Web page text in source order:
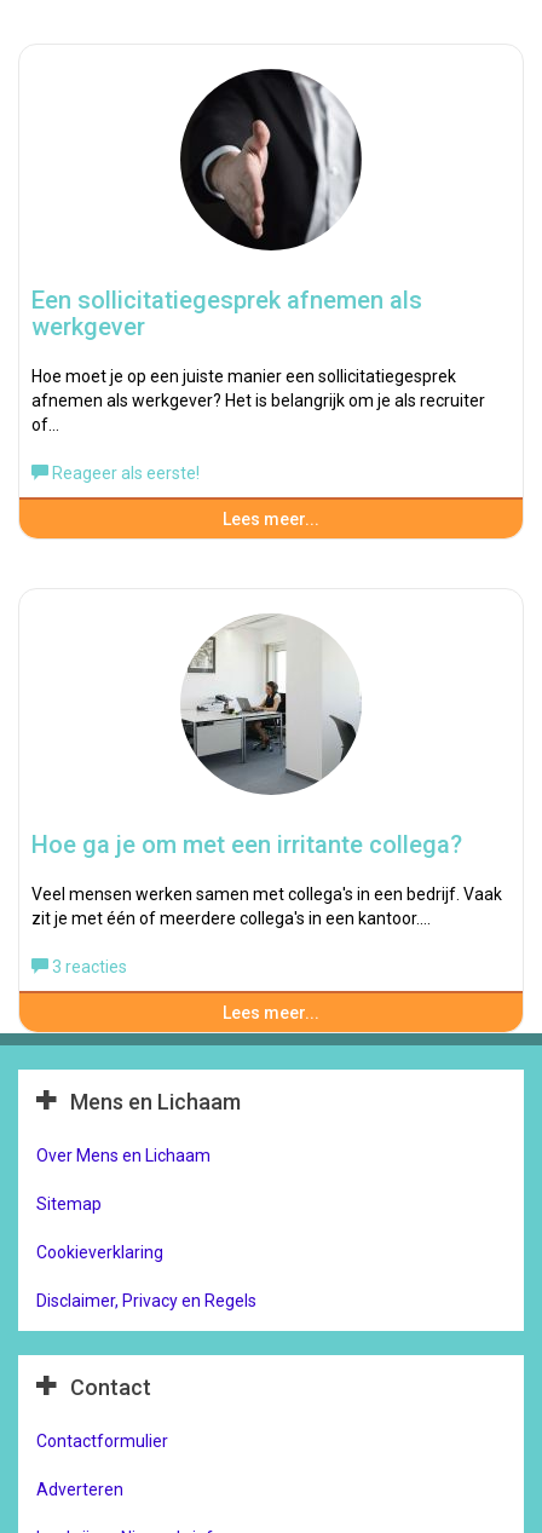
Een sollicitatiegesprek afnemen als
werkgever
Hoe moet je op een juiste manier een sollicitatiegesprek
afnemen als werkgever? Het is belangrijk om je als recruiter
of…
Reageer als eerste!
Lees meer...
Hoe ga je om met een irritante collega?
Veel mensen werken samen met collega's in een bedrijf. Vaak
zit je met één of meerdere collega's in een kantoor.…
3 reacties
Lees meer...
Mens en Lichaam
Over Mens en Lichaam
Sitemap
Cookieverklaring
Disclaimer, Privacy en Regels
Contact
Contactformulier
Adverteren